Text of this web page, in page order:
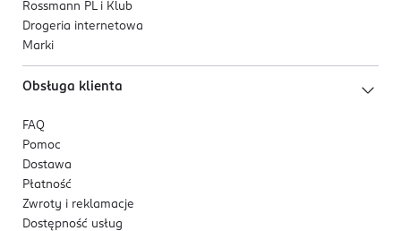
Rossmann PL i Klub
Drogeria internetowa
Marki
Obsługa klienta
FAQ
Pomoc
Dostawa
Płatność
Zwroty i reklamacje
Dostępność usług